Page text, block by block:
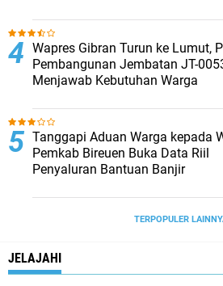
Wapres Gibran Turun ke Lumut,
Pembangunan Jembatan JT-
Menjawab Kebutuhan Warga
Tanggapi Aduan Warga kepada
Pemkab Bireuen Buka Data Riil
Penyaluran Bantuan Banjir
TERPOPULER
JELAJAHI